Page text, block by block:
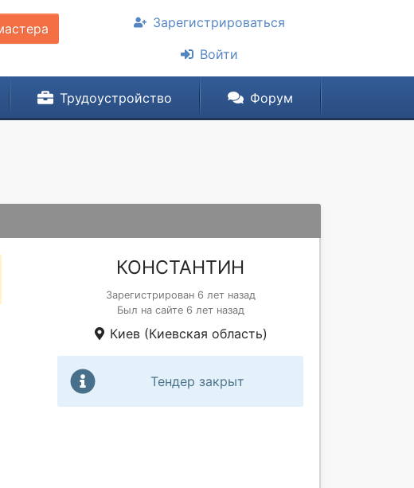
Зарегистрироваться
Войти
Трудоустройство Форум
КОНСТАНТИН
Зарегистрирован 6 лет назад
Был на сайте 6 лет назад
Киев (Киевская область)
Тендер закрыт